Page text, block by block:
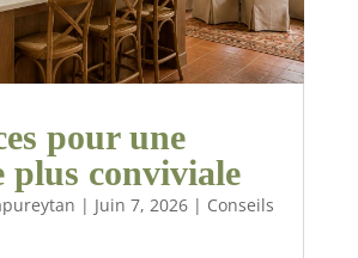
pour une
plus conviviale
| Juin 7, 2026| Conseils